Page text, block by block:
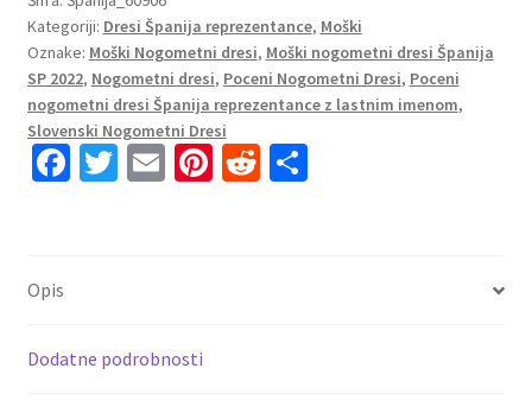
SP
2022
Kratek
Rokav
+
Kratke
količina
Kategoriji: Dresi Španija reprezentance, Moški
Oznake: Moški Nogometni dresi, Moški nogometni dresi Španija
SP 2022, Nogometni dresi, Poceni Nogometni Dresi, Poceni
nogometni dresi Španija reprezentance z lastnim imenom,
Slovenski Nogometni Dresi
Fa
k
T E Pi R S
Opis
Dodatne podrobnosti